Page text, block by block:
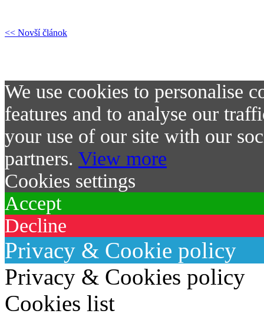
<< Novší článok
We use cookies to personalise
features and to analyse our
your use of our site with our
partners. View more
Cookies settings
Accept
Decline
Privacy & Cookie policy
Privacy & Cookies policy
Cookies list